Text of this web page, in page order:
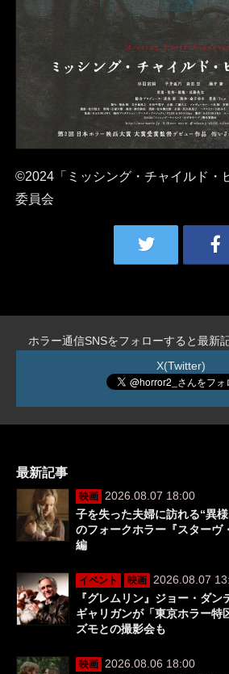
©︎2024「ミッシング・チャイルド・
委員会
ホラー通信SNSをフォローすると最新
X(Twitter)
最新記事
映画
2026.08.07 18:00
子を失った夫婦に訪れる“異
のフォークホラー『スターヴ
編
イベント 映画
2026.08.07
『グレムリン』ジョー・ダン
ギャリガンが「東京ホラー
ズモとの撮影会も
映画
2026.08.06 18:00